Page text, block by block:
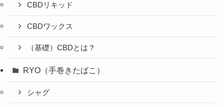
CBDリキッド
CBDワックス
（基礎）CBDとは？
RYO（手巻きたばこ）
シャグ